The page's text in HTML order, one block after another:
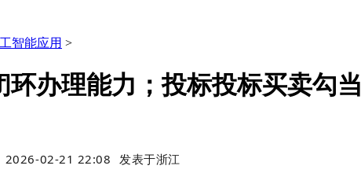
智能应用 >
环办理能力；投标投标买卖勾当
2026-02-21 22:08 发表于浙江